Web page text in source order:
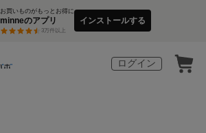
お買いものがもっとお得に
minneのアプリ
3万件以上
インストールする
ログイン